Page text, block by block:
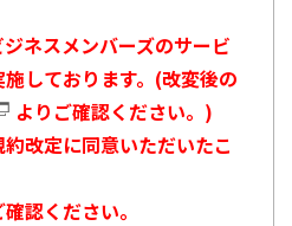
ネスメンバーズのサービ
しております。(改変後の
よりご確認ください。)
改定に同意いただいたこ
認ください。